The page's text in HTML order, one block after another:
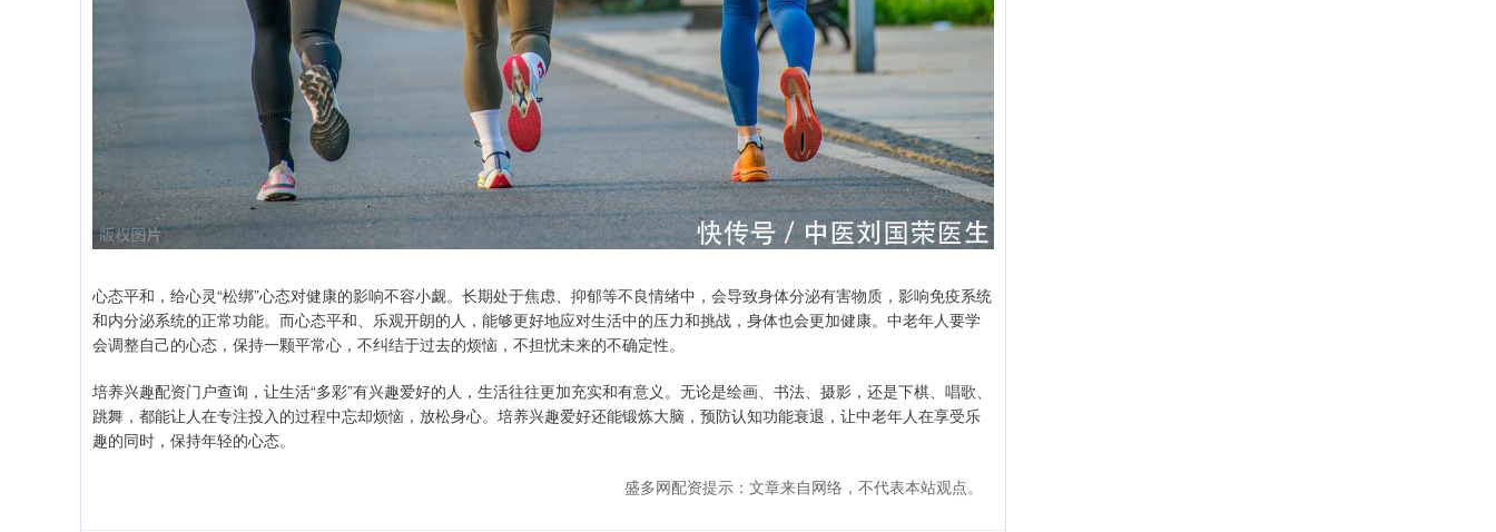
心态平和，给心灵“松绑”心态对健康的影响不容小觑。长期处于焦虑、抑郁等不良情绪中，会导致身体分泌有害物质，影响免疫系统
和内分泌系统的正常功能。而心态平和、乐观开朗的人，能够更好地应对生活中的压力和挑战，身体也会更加健康。中老年人要学
会调整自己的心态，保持一颗平常心，不纠结于过去的烦恼，不担忧未来的不确定性。
培养兴趣配资门户查询，让生活“多彩”有兴趣爱好的人，生活往往更加充实和有意义。无论是绘画、书法、摄影，还是下棋、唱歌、
跳舞，都能让人在专注投入的过程中忘却烦恼，放松身心。培养兴趣爱好还能锻炼大脑，预防认知功能衰退，让中老年人在享受乐
趣的同时，保持年轻的心态。
盛多网配资提示：文章来自网络，不代表本站观点。